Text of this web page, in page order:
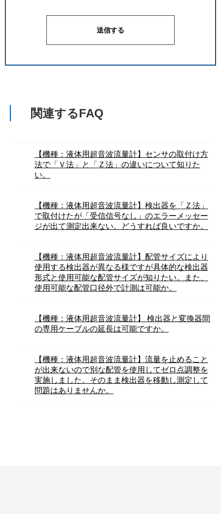
関連するFAQ
【機種：液体用超音波流量計】センサの取付け方
法で「Ｖ法」と「Ｚ法」の違いについて知りた
い。
【機種：液体用超音波流量計】検出器を「Ｚ法」
で取付けたが「受信信号なし」のエラーメッセー
ジが出て測定出来ない。どうすれば良いですか。
【機種：液体用超音波流量計】配管サイズにより
使用する検出器が異なる様ですが具体的な検出器
形式と使用可能な配管サイズが知りたい。また、
使用可能な配管口径外で計測は可能か。
【機種：液体用超音波流量計】 検出器と変換器間
の専用ケーブルの延長は可能ですか。
【機種：液体用超音波流量計】流量を止めること
が出来ないので別な配管を使用してゼロ点調整を
実施しました。そのまま検出器を移動し測定して
問題はありませんか。